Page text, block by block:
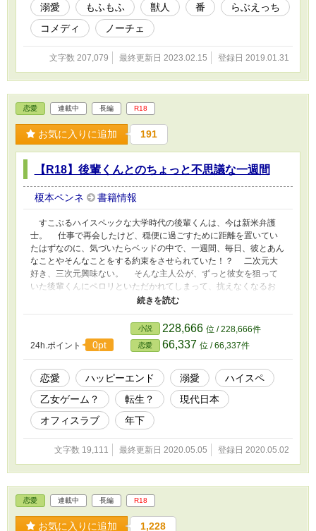
まったり物語です。コメディ寄り。 途中でう
さぎ視点・狼視点の変更が予告なく入ります。
がっつりR18描写がある回には、※印をつけ
ています。 ムーンライトノベルズ様でも投稿
しております。一部、こちらと話の順番が異な
りますが、内容は同じです。 ◇2019/02/05 HOT
◇2019/02/18現在、なんと！ 第12回恋愛小説
大賞 6位をいただいております。
◇2019/03/29 第12回恋愛小説大賞 奨励賞をい
ただきました！ 投票や感想など、本当にあり
も、うさぎ狼のその後や、脇キャラたちのこと
など、不定期に番外編を書いていくつもりで
す。
溺愛
もふもふ 獣人 番
らぶえっち
コメディ
ノーチェ
文字数 207,079 最終更新日 2023.02.15 登録日 2019.01.31
恋愛 連載中 長編 R18
お気に入りに追加 191
【R18】後輩くんとのちょっと不思議な一週間
榎本ペンネ 書籍情報
すこぶるハイスペックな大学時代の後輩くんは、今は新米弁護
士。 仕事で再会したけど、穏便に過ごすために距離を置いてい
たはずなのに、気づいたらベッドの中で、一週間、毎日、彼とあん
なことやそんなことをする約束をさせられていた！？ 二次元大
好き、三次元興味ない。 そんな主人公が、ずっと彼女を狙って
いた後輩くんにペロリといただかれてしまって、抗えなくなるお
話。 ……なんだけど、裏ではちょっと不可思議なことも進行し
た。でも、相変わらず溺愛ハッピーエンド至上主義です。 ゆっ
くり更新になると思いますが、どうぞよろしくお願いいたします。
がっつりR18描写がある回には「※」を付けていますが、それ以
外もわりといちゃこらしています。 ムーンライトノベルズ様で
も掲載しています。
24h.ポイント 0pt
小説 228,666 位 / 228,666件
恋愛 66,337 位 / 66,337件
恋愛 ハッピーエンド 溺愛
ハイスペ
乙女ゲーム？
転生？
現代日本
オフィスラブ
年下
文字数 19,111 最終更新日 2020.05.05 登録日 2020.05.02
恋愛 連載中 長編 R18
お気に入りに追加 1,228